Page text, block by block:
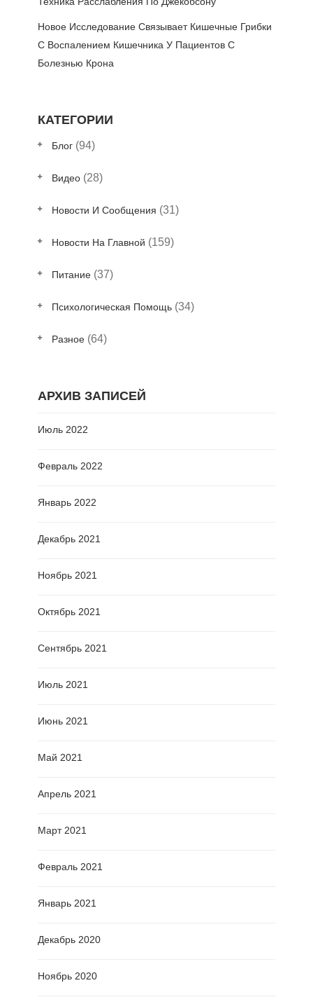
Новое Исследование Связывает Кишечные Грибки
С Воспалением Кишечника У Пациентов С
Болезнью Крона
КАТЕГОРИИ
Блог (94)
Видео (28)
Новости И Сообщения (31)
Новости На Главной (159)
Питание (37)
Психологическая Помощь (34)
Разное (64)
АРХИВ ЗАПИСЕЙ
Июль 2022
Февраль 2022
Январь 2022
Декабрь 2021
Ноябрь 2021
Октябрь 2021
Сентябрь 2021
Июль 2021
Июнь 2021
Май 2021
Апрель 2021
Март 2021
Февраль 2021
Январь 2021
Декабрь 2020
Ноябрь 2020